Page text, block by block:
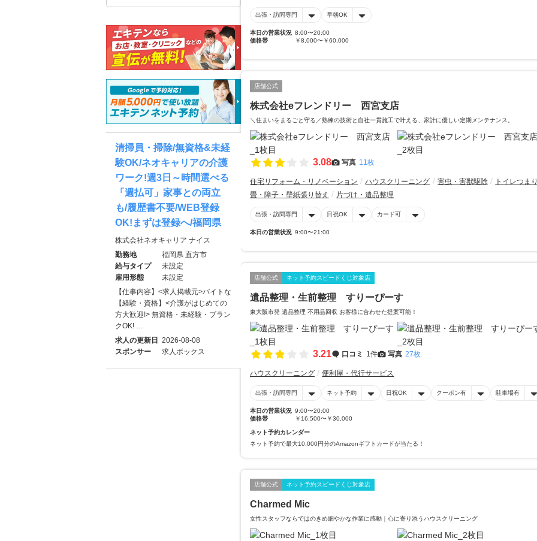
出張・訪問専門 早朝OK
本日の営業状況 8:00〜20:00
価格帯
￥8,000〜￥60,000
店舗公式
株式会社eフレンドリー 西宮支店
＼住まいをまるごと守る／熟練の技術と自社一貫施工で叶える、家計に優しい定期メンテナンス。
3.08 写真 11枚
住宅リフォーム・リノベーション ハウスクリーニング 害虫・害獣駆除
トイレつま
畳・障子・壁紙張り替え
片づけ・遺品整理
出張・訪問専門 日祝OK カード可
本日の営業状況 9:00〜21:00
店舗公式 ネット予約スピードくじ対象店
遺品整理・生前整理 すりーぴーす
東大阪市発 遺品整理 不用品回収 お客様に合わせた提案可能！
3.21 口コミ 1件 写真 27枚
ハウスクリーニング 便利屋・代行サービス
出張・訪問専門 ネット予約 日祝OK クーポン有 駐車場有
本日の営業状況 9:00〜20:00
価格帯
￥16,500〜￥30,000
ネット予約カレンダー
ネット予約で最大10,000円分のAmazonギフトカードが当たる！
店舗公式 ネット予約スピードくじ対象店
Charmed Mic
女性スタッフならではのきめ細やかな作業に感動｜心に寄り添うハウスクリーニング
清掃員・掃除/無資格&未経
験OK/ネオキャリアの介護
ワーク!週3日～時間選べる
「週払可」家事との両立
も/履歴書不要/WEB登録
OK!まずは登録へ/福岡県
株式会社ネオキャリア ナイス
勤務地
福岡県 直方市
給与タイプ
未設定
雇用形態
未設定
【仕事内容】<求人掲載元>バイトな
【経験・資格】<介護がはじめての
方大歓迎!> 無資格・未経験・ブラン
クOK! …
求人の更新日
2026-08-08
スポンサー
求人ボックス